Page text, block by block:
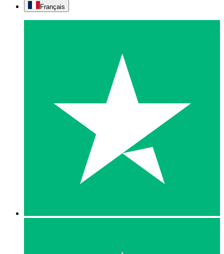
Français